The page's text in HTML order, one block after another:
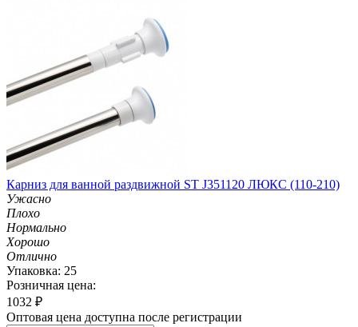
Карниз для ванной раздвижной ST J351120 ЛЮКС (110-210)
Ужасно
Плохо
Нормально
Хорошо
Отлично
Упаковка: 25
Розничная цена:
1032 ₽
Оптовая цена доступна после регистрации